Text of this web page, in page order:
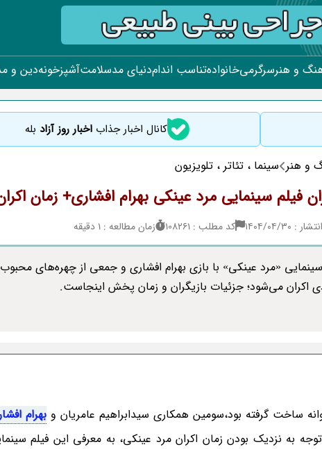
و هنرسرگرمیخانوادهتناسب اندامدنیای مدسلامتآشپزخونهدین و
کانال اخبار جذاب اخبار روز آزاد بله
و هنر سینما ، تئاتر ، تلویزیون
فیلم سینمایی مرد عینکی بهرام افشاری+ زمان
: ۱۴۰۴/۰۴/۳۰ کد مطلب : 108261 زمان مطالعه : 1 دقیقه
«مرد عینکی» با بازی بهرام افشاری و جمعی از چهره‌های محبوب
اکران می‌شود؛ جزئیات بازیگران و زمان پخش اینجاست.
ساخت گرفته بود،سومین همکاری سیدابراهیم عامریان و بهرام
به نزدیک بودن زمان اکران مرد عینکی، به معرفی این فیلم